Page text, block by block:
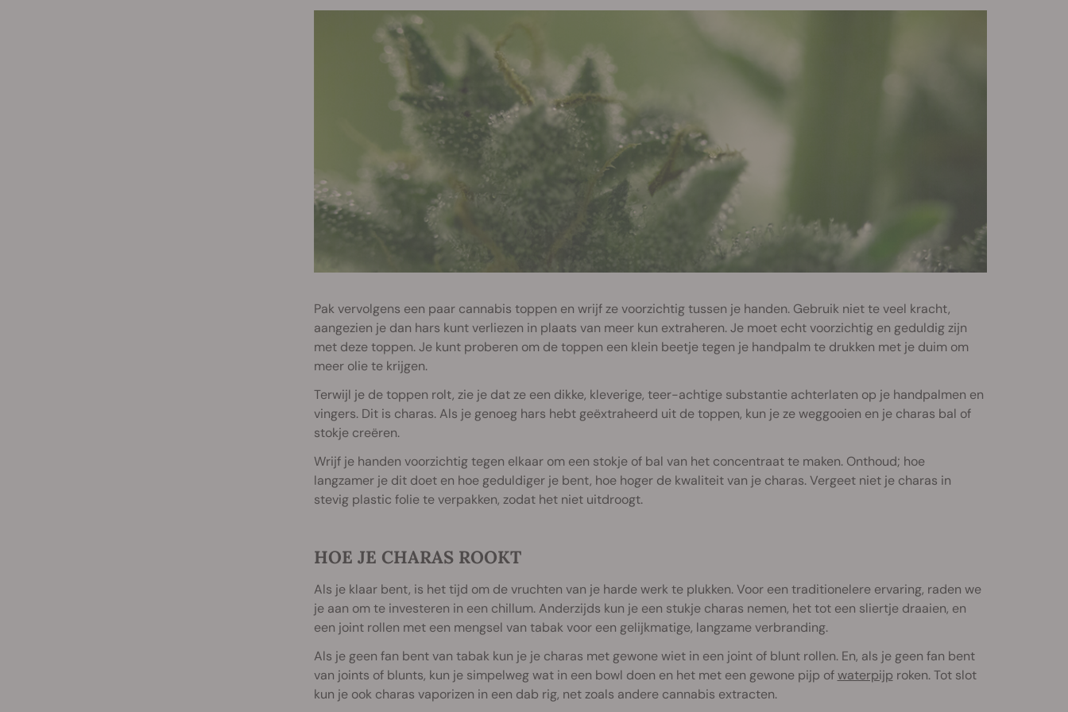
Pak vervolgens een paar cannabis toppen en wrijf ze voorzichtig tussen je handen. Gebruik niet te veel kracht,
aangezien je dan hars kunt verliezen in plaats van meer kun extraheren. Je moet echt voorzichtig en geduldig zijn
met deze toppen. Je kunt proberen om de toppen een klein beetje tegen je handpalm te drukken met je duim om
meer olie te krijgen.
Terwijl je de toppen rolt, zie je dat ze een dikke, kleverige, teer-achtige substantie achterlaten op je handpalmen en
vingers. Dit is charas. Als je genoeg hars hebt geëxtraheerd uit de toppen, kun je ze weggooien en je charas bal of
stokje creëren.
Wrijf je handen voorzichtig tegen elkaar om een stokje of bal van het concentraat te maken. Onthoud; hoe
langzamer je dit doet en hoe geduldiger je bent, hoe hoger de kwaliteit van je charas. Vergeet niet je charas in
stevig plastic folie te verpakken, zodat het niet uitdroogt.
HOE JE CHARAS ROOKT
Als je klaar bent, is het tijd om de vruchten van je harde werk te plukken. Voor een traditionelere ervaring, raden we
je aan om te investeren in een chillum. Anderzijds kun je een stukje charas nemen, het tot een sliertje draaien, en
een joint rollen met een mengsel van tabak voor een gelijkmatige, langzame verbranding.
Als je geen fan bent van tabak kun je je charas met gewone wiet in een joint of blunt rollen. En, als je geen fan bent
van joints of blunts, kun je simpelweg wat in een bowl doen en het met een gewone pijp ofwaterpijp roken. Tot slot
kun je ook charas vaporizen in een dab rig, net zoals andere cannabis extracten.